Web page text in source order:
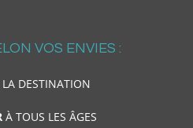
VOS ENVIES :
DESTINATION
À TOUS LES ÂGES